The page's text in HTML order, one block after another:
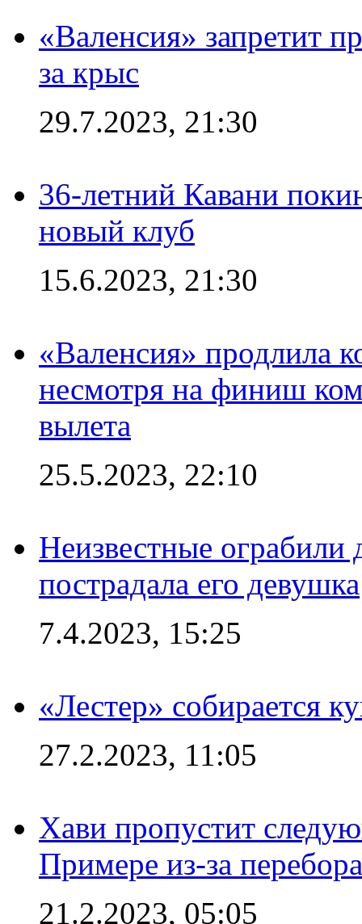
«Валенсия» запретит
за крыс
29.7.2023, 21:30
36-летний Кавани
новый клуб
15.6.2023, 21:30
«Валенсия» продлила
несмотря на финиш
вылета
25.5.2023, 22:10
Неизвестные
пострадала его девушка
7.4.2023, 15:25
«Лестер» собирается
27.2.2023, 11:05
Хави пропустит
Примере из-за
21.2.2023, 05:05